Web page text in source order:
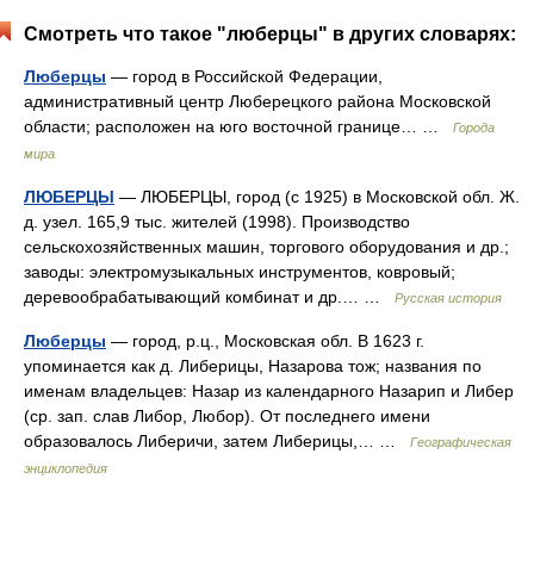
Смотреть что такое "люберцы" в других словарях:
Люберцы — город в Российской Федерации,
административный центр Люберецкого района Московской
области; расположен на юго восточной границе… …
Города
мира
ЛЮБЕРЦЫ — ЛЮБЕРЦЫ, город (с 1925) в Московской обл. Ж.
д. узел. 165,9 тыс. жителей (1998). Производство
сельскохозяйственных машин, торгового оборудования и др.;
заводы: электромузыкальных инструментов, ковровый;
деревообрабатывающий комбинат и др.… …
Русская история
Люберцы — город, р.ц., Московская обл. В 1623 г.
упоминается как д. Либерицы, Назарова тож; названия по
именам владельцев: Назар из календарного Назарип и Либер
(ср. зап. слав Либор, Любор). От последнего имени
образовалось Либеричи, затем Либерицы,… …
Географическая
энциклопедия